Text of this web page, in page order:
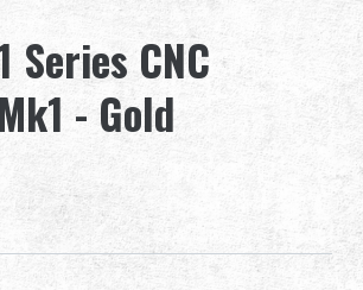
Series CNC
- Gold